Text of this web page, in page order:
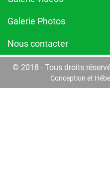
Galerie Photos
Nous contacter
© 2018 - Tous droits
Conception et